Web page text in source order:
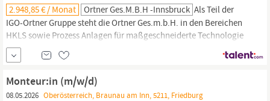
2.948,85 € / Monat Ortner Ges.m.b.H -Innsbruck Als Teil der
IGO-Ortner Gruppe steht die Ortner Ges.m.b.H. in den Bereichen
HKLS sowie Prozess Anlagen für maßgeschneiderte Technologie
und Lösungskompetenz in Top-Qualität. Werden Sie Teil unserer
Erfolgsgeschichte und bewerben Sie sich als Rohschlosser /
für den Bereich Anlagenbau. Ihre Aufgaben Montage und
Installation von Prozessanlagen...
Monteur:in (m/w/d)
08.05.2026 Oberösterreich, Braunau am Inn, 5211, Friedburg